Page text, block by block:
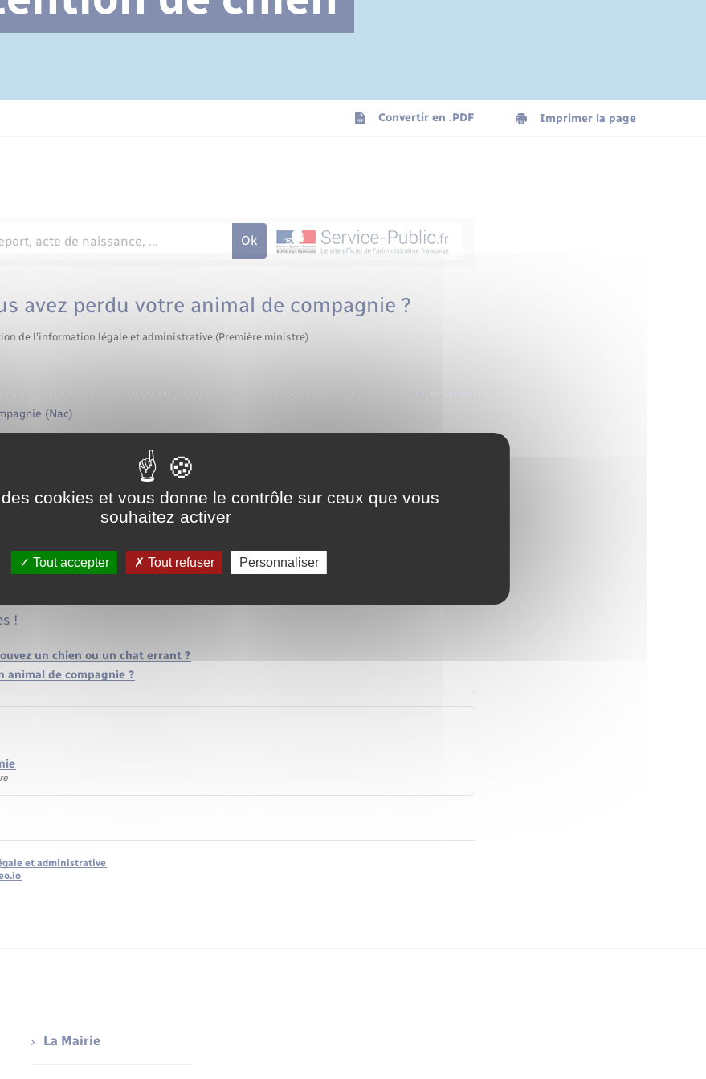
Cimetière communal
Convertir en .PDF Imprimer la page
avez perdu votre animal de compagnie ?
de l'information légale et administrative (Première ministre)
(Nac)
formulaires
!
un chien ou un chat errant ?
animal de compagnie ?
et administrative
La Mairie
cookies et vous donne le contrôle sur ceux que vous
souhaitez activer
Tout accepter Tout refuser Personnaliser